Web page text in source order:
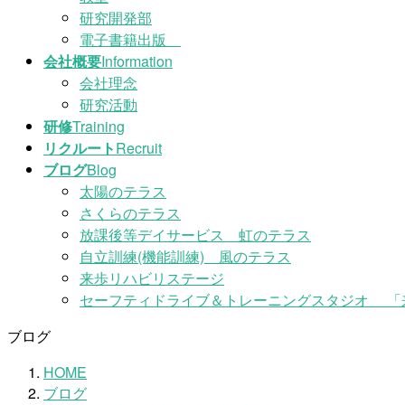
研究開発部
電子書籍出版
会社概要Information
会社理念
研究活動
研修Training
リクルートRecruit
ブログBlog
太陽のテラス
さくらのテラス
放課後等デイサービス 虹のテラス
自立訓練(機能訓練) 風のテラス
来歩リハビリステージ
セーフティドライブ＆トレーニングスタジオ 「
ブログ
HOME
ブログ